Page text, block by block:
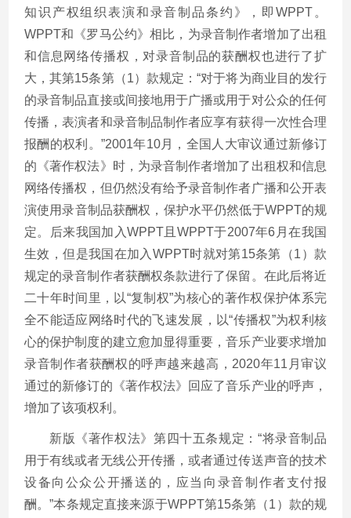
知识产权组织表演和录音制品条约》，即WPPT。
WPPT和《罗马公约》相比，为录音制作者增加了出租
和信息网络传播权，对录音制品的获酬权也进行了扩
大，其第15条第（1）款规定：“对于将为商业目的发行
的录音制品直接或间接地用于广播或用于对公众的任何
传播，表演者和录音制品制作者应享有获得一次性合理
报酬的权利。”2001年10月，全国人大审议通过新修订
的《著作权法》时，为录音制作者增加了出租权和信息
网络传播权，但仍然没有给予录音制作者广播和公开表
演使用录音制品获酬权，保护水平仍然低于WPPT的规
定。后来我国加入WPPT且WPPT于2007年6月在我国
生效，但是我国在加入WPPT时就对第15条第（1）款
规定的录音制作者获酬权条款进行了保留。在此后将近
二十年时间里，以“复制权”为核心的著作权保护体系完
全不能适应网络时代的飞速发展，以“传播权”为权利核
心的保护制度的建立愈加显得重要，音乐产业要求增加
录音制作者获酬权的呼声越来越高，2020年11月审议
通过的新修订的《著作权法》回应了音乐产业的呼声，
增加了该项权利。
新版《著作权法》第四十五条规定：“将录音制品
用于有线或者无线公开传播，或者通过传送声音的技术
设备向公众公开播送的，应当向录音制作者支付报
酬。”本条规定直接来源于WPPT第15条第（1）款的规